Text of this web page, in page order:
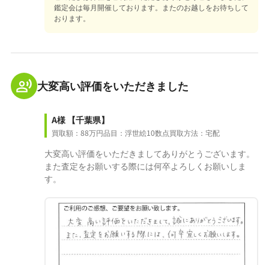
鑑定会は毎月開催しております。またのお越しをお待ちして
おります。
大変高い評価をいただきました
A様 【千葉県】
買取額：88万円品目：浮世絵10数点買取方法：宅配
大変高い評価をいただきましてありがとうございます。
また査定をお願いする際には何卒よろしくお願いしま
す。